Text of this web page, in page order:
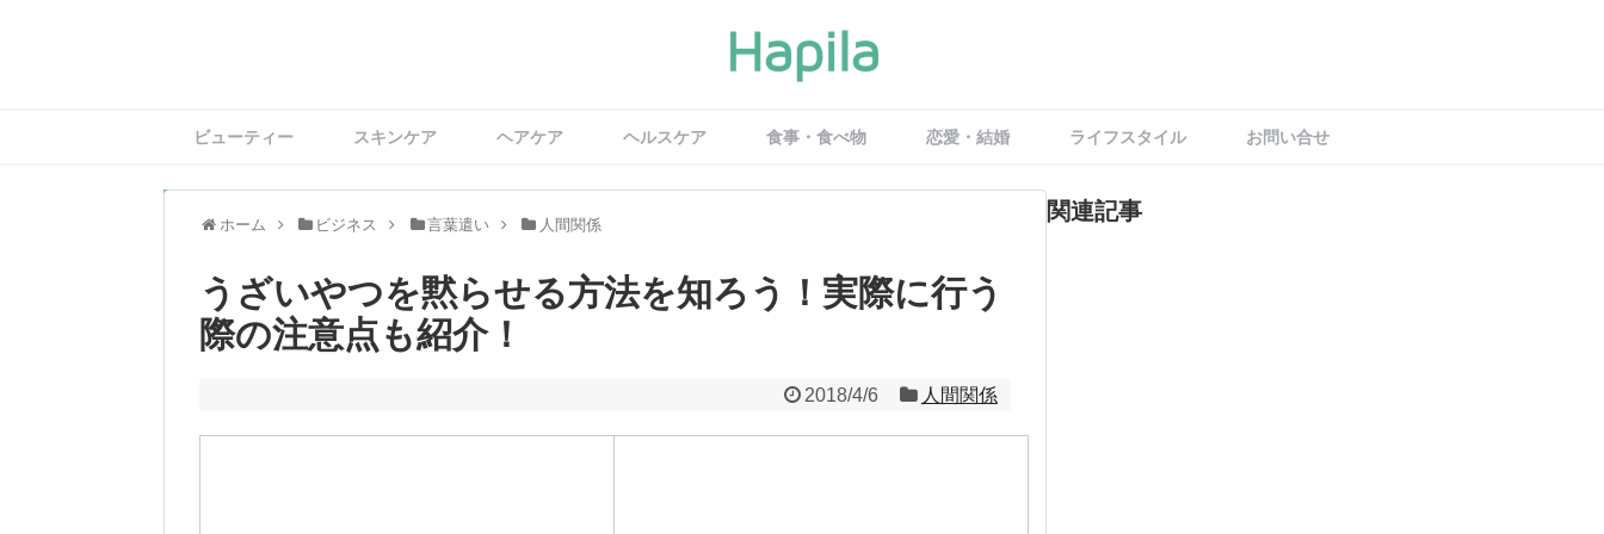
ビューティー スキンケア ヘアケア ヘルスケア 食事・食べ物 恋愛・結婚 ライフスタイル お問い合せ
ホーム ビジネス 言葉遣い 人間関係
うざいやつを黙らせる方法を知ろう！実際に行う
際の注意点も紹介！
2018/4/6 人間関係
関連記事